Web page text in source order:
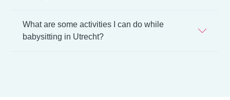
What are some activities I can do while
babysitting in Utrecht?